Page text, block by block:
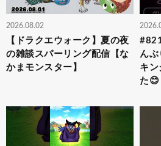
2026.08.02
【ドラクエウォーク】夏の夜
の雑談スパーリング配信【な
かまモンスター】
んぶ
キン
た😊